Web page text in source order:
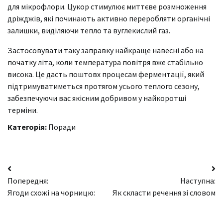
для мікрофлори. Цукор стимулює миттєве розмноження
дріжджів, які починають активно переробляти органічні
залишки, виділяючи тепло та вуглекислий газ.
Застосовувати таку заправку найкраще навесні або на
початку літа, коли температура повітря вже стабільно
висока. Це дасть поштовх процесам ферментації, який
підтримуватиметься протягом усього теплого сезону,
забезпечуючи вас якісним добривом у найкоротші
терміни.
Категорія: Поради
Навігація
записів
Попередня:
Ягоди схожі на чорницю:
Наступна:
Як скласти речення зі словом